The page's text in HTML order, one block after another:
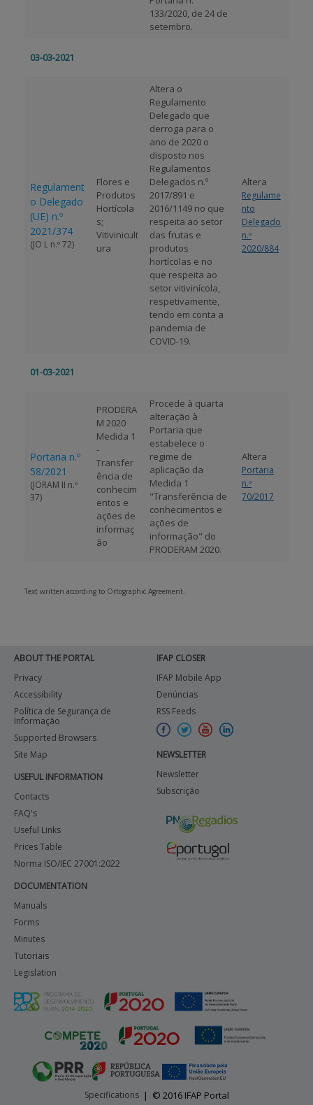
133/2020, de 24 de
setembro.
03-03-2021
Regulament
o Delegado
(UE) n.º
2021/374
(JO L n.º 72)
Flores e
Produtos
Hortícola
s;
Vitivinicult
ura
Altera o
Regulamento
Delegado que
derroga para o
ano de 2020 o
disposto nos
Regulamentos
Delegados n.º
2017/891 e
2016/1149 no que
respeita ao setor
das frutas e
produtos
hortícolas e no
que respeita ao
setor vitivinícola,
respetivamente,
tendo em conta a
pandemia de
COVID-19.
Altera
Regulame
nto
Delegado
n.º
2020/884
01-03-2021
Portaria n.º
58/2021
(JORAM II n.º
37)
PRODERA
M 2020
Medida 1
-
Transfer
ência de
conhecim
entos e
ações de
informaç
ão
Procede à quarta
alteração à
Portaria que
estabelece o
regime de
aplicação da
Medida 1
"Transferência de
conhecimentos e
ações de
informação" do
PRODERAM 2020.
Altera
Portaria
n.º
70/2017
Text written according to Ortographic Agreement.
ABOUT THE PORTAL
Privacy
Accessibility
Política de Segurança de
Informação
Supported Browsers
Site Map
USEFUL INFORMATION
Contacts
FAQ's
Useful Links
Prices Table
Norma ISO/IEC 27001:2022
DOCUMENTATION
Manuals
Forms
Minutes
Tutoriais
Legislation
IFAP CLOSER
IFAP Mobile App
Denúncias
RSS Feeds
NEWSLETTER
Newsletter
Subscrição
Specifications| © 2016 IFAP Portal